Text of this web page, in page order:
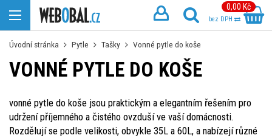
0,00 Kč
bez DPH
Úvodní stránka Pytle Tašky Vonné pytle do koše
VONNÉ PYTLE DO KOŠE
vonné pytle do koše jsou praktickým a elegantním řešením pro
udržení příjemného a čistého ovzduší ve vaší domácnosti.
Rozdělují se podle velikosti, obvykle 35L a 60L, a nabízejí různé